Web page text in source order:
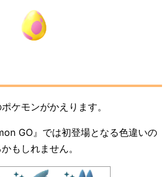
ケモンがかえります。
GO』では初登場となる色違いの
もしれません。